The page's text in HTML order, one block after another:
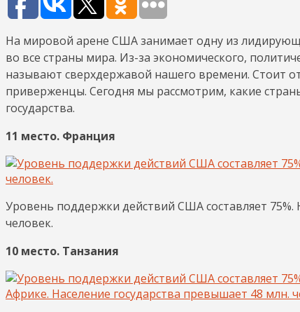
На мировой арене США занимает одну из
во все страны мира. Из-за экономического,
называют сверхдержавой нашего времени. Стоит
приверженцы. Сегодня мы рассмотрим, какие
государства.
11 место. Франция
Уровень поддержки действий США составляет 75%.
человек.
10 место. Танзания